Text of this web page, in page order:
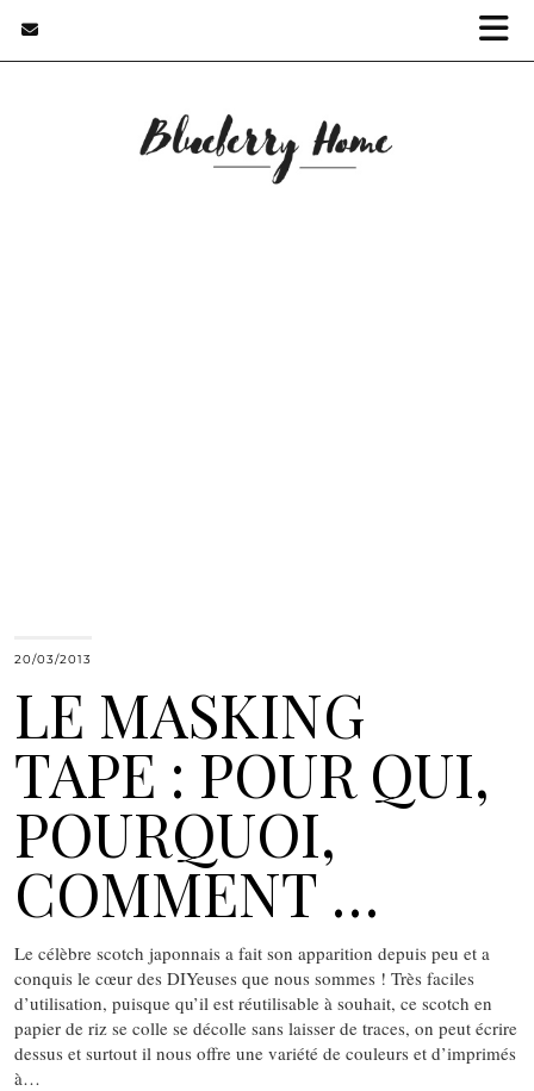
20/03/2013
LE MASKING
TAPE : POUR QUI,
POURQUOI,
COMMENT …
Le célèbre scotch japonnais a fait son apparition depuis peu et a
conquis le cœur des DIYeuses que nous sommes ! Très faciles
d’utilisation, puisque qu’il est réutilisable à souhait, ce scotch en
papier de riz se colle se décolle sans laisser de traces, on peut écrire
dessus et surtout il nous offre une variété de couleurs et d’imprimés
à…